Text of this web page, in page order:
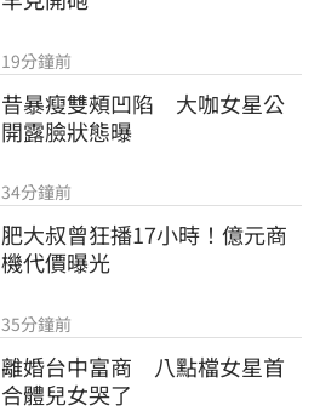
19分鐘前
昔暴瘦雙頰凹陷　大咖女星公
開露臉狀態曝
34分鐘前
肥大叔曾狂播17小時！億元商
機代價曝光
35分鐘前
離婚台中富商　八點檔女星首
合體兒女哭了